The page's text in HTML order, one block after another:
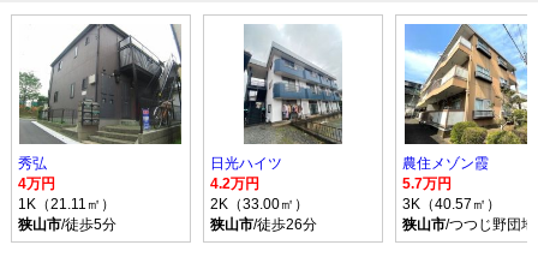
秀弘
4万円
1K（21.11㎡）
狭山市/徒歩5分
日光ハイツ
4.2万円
2K（33.00㎡）
狭山市/徒歩26分
農住メゾン霞
5.7万円
3K（40.57㎡）
狭山市/つつじ野団